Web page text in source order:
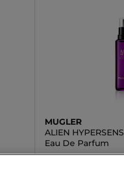
MUGLER
ALIEN
Eau De Parfum